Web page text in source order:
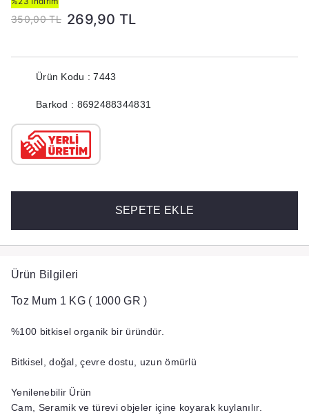
350,00 TL 269,90 TL
Ürün Kodu : 7443
Barkod : 8692488344831
SEPETE EKLE
Ürün Bilgileri
Toz Mum 1 KG ( 1000 GR )
%100 bitkisel organik bir üründür.
Bitkisel, doğal, çevre dostu, uzun ömürlü
Yenilenebilir Ürün
Cam, Seramik ve türevi objeler içine koyarak kuylanılır.